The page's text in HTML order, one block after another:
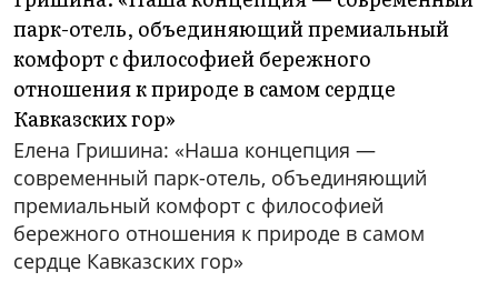
Елена Гришина: «Наша концепция —
современный парк-отель, объединяющий
премиальный комфорт с философией
бережного отношения к природе в самом
сердце Кавказских гор»